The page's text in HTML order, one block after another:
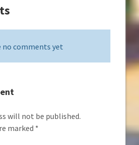
no comments yet
will not be published.
marked *